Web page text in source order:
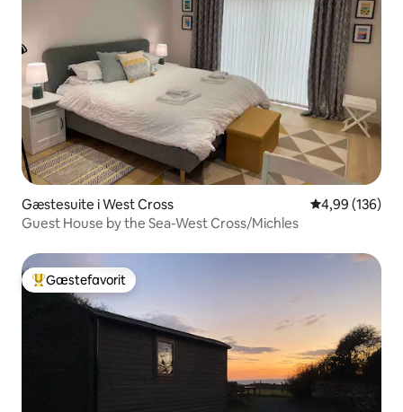
Gæstesuite i West Cross 4,99 ud af 5 i
4,99 (136)
Guest House by the Sea-West Cross/Michles
Bedste gæstefavorit
Gæstefavorit